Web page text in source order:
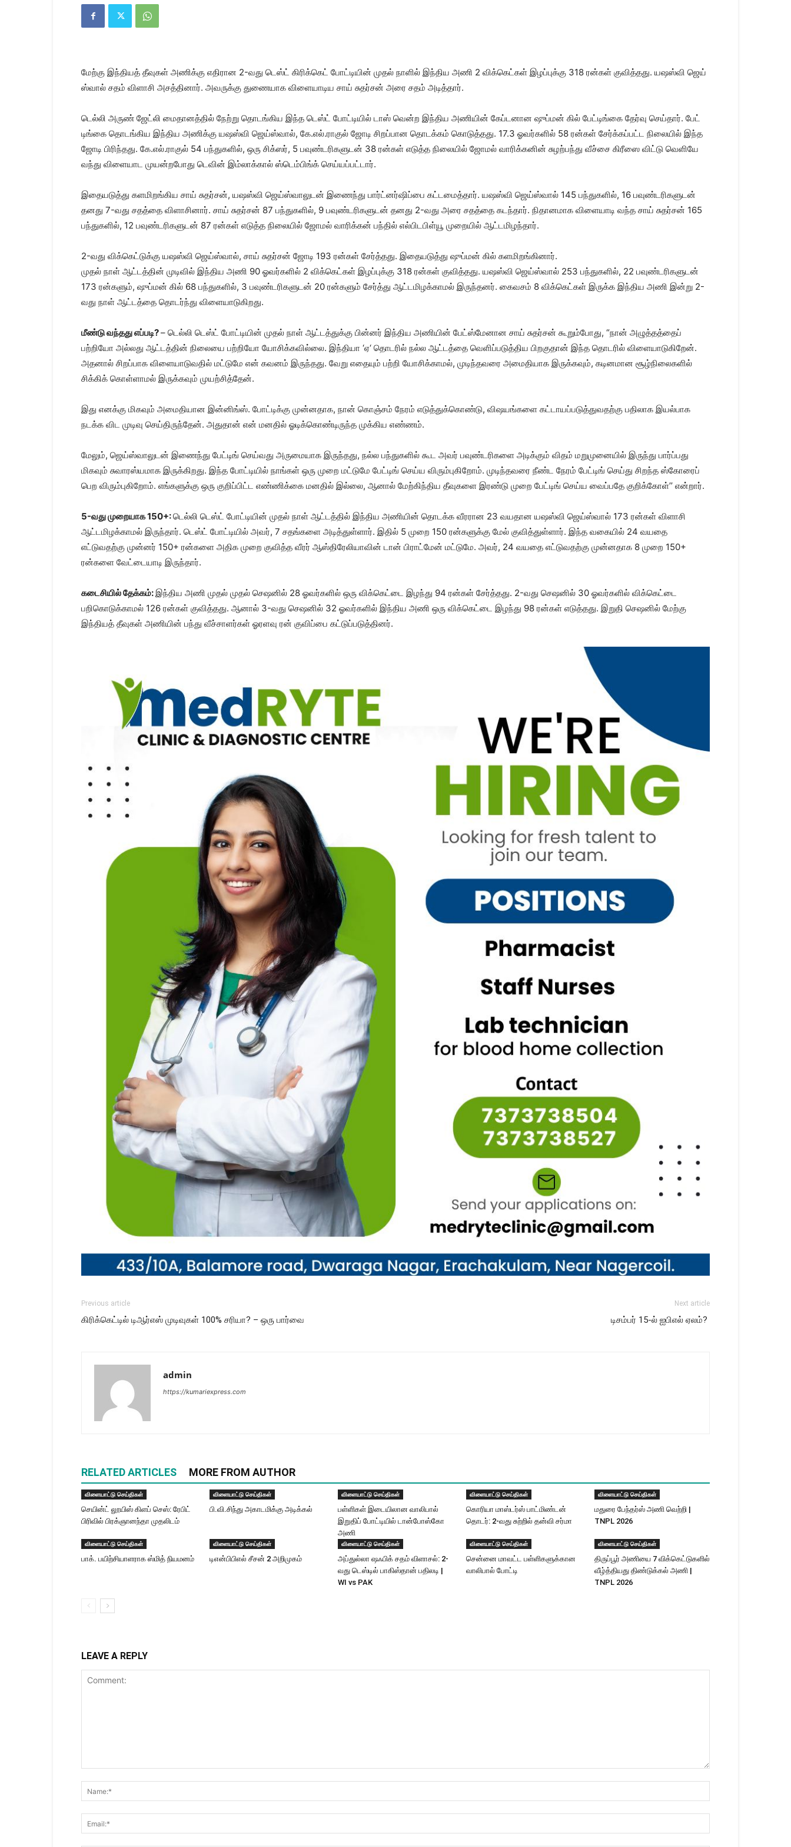
|
Kanyakumari
மேற்கு இந்​தி​யத் தீவு​கள் அணிக்கு எதி​ரான 2-வது டெஸ்ட் கிரிக்​கெட் போட்​டி​யின் முதல் நாளில் இந்​திய அணி 2 விக்​கெட்​கள் இழப்​புக்கு 318 ரன்​கள் குவித்​தது. யஷஸ்வி ஜெய்​
ஸ்​வால் சதம் விளாசி அசத்​தி​னார். அவருக்கு துணை​யாக விளை​யாடிய சாய் சுதர்​சன் அரை சதம் அடித்​தார்.
டெல்லி அருண் ஜேட்லி மைதானத்​தில் நேற்று தொடங்​கிய இந்த டெஸ்ட் போட்​டி​யில் டாஸ் வென்ற இந்​திய அணி​யின் கேப்​ட​னான ஷுப்​மன் கில் பேட்​டிங்கை தேர்வு செய்​தார். பேட்​
டிங்கை தொடங்​கிய இந்​திய அணிக்கு யஷஸ்வி ஜெய்​ஸ்​வால், கே.எல்​.​ராகுல் ஜோடி சிறப்​பான தொடக்​கம் கொடுத்​தது. 17.3 ஓவர்​களில் 58 ரன்​கள் சேர்க்​கப்​பட்ட நிலை​யில் இந்த
ஜோடி பிரிந்​தது. கே.எல்​.​ராகுல் 54 பந்​துகளில், ஒரு சிக்​ஸர், 5 பவுண்​டரி​களு​டன் 38 ரன்​கள் எடுத்த நிலை​யில் ஜோமல் வாரிக்​க​னின் சுழற்​பந்து வீச்சை கிரீஸை விட்டு வெளியே
வந்து விளை​யாட முயன்​ற​போது டெவின் இம்​லாக்​கால் ஸ்டெம்​பிங்க் செய்​யப்​பட்​டார்.
இதையடுத்து களமிறங்​கிய சாய் சுதர்​சன், யஷஸ்வி ஜெய்​ஸ்​வாலுடன் இணைந்து பார்ட்​னர்​ஷிப்பை கட்​டமைத்​தார். யஷஸ்வி ஜெய்​ஸ்​வால் 145 பந்​துகளில், 16 பவுண்​டரி​களு​டன்
தனது 7-வது சதத்தை விளாசி​னார். சாய் சுதர்​சன் 87 பந்​துகளில், 9 பவுண்​டரி​களு​டன் தனது 2-வது அரை சதத்தை கடந்​தார். நிதான​மாக விளை​யாடி வந்த சாய் சுதர்​சன் 165
பந்​துகளில், 12 பவுண்​டரி​களு​டன் 87 ரன்​கள் எடுத்த நிலை​யில் ஜோமல் வாரிக்​கன் பந்​தில் எல்​பிடபிள்யூ முறை​யில் ஆட்​ட​மிழந்​தார்.
2-வது விக்​கெட்​டுக்கு யஷஸ்வி ஜெய்​ஸ்​வால், சாய் சுதர்​சன் ஜோடி 193 ரன்​கள் சேர்த்​தது. இதையடுத்து ஷுப்​மன் கில் களமிறங்​கி​னார்.
முதல் நாள் ஆட்​டத்​தின் முடி​வில் இந்​திய அணி 90 ஓவர்​களில் 2 விக்​கெட்​கள் இழப்​புக்கு 318 ரன்​கள் குவித்​தது. யஷஸ்வி ஜெய்​ஸ்​வால் 253 பந்​துகளில், 22 பவுண்​டரி​களு​டன்
173 ரன்​களும், ஷுப்​மன் கில் 68 பந்​துகளில், 3 பவுண்​டரி​களு​டன் 20 ரன்​களும் சேர்த்து ஆட்​ட​மிழக்​காமல் இருந்​தனர். கைவசம் 8 விக்​கெட்​கள் இருக்க இந்​திய அணி இன்று 2-
வது நாள் ஆட்​டத்​தை தொடர்ந்​து விளை​யாடுகிறது.
மீண்டு வந்தது எப்படி?– டெல்லி டெஸ்ட் போட்டியின் முதல் நாள் ஆட்டத்துக்கு பின்னர் இந்திய அணியின் பேட்ஸ்மேனான சாய் சுதர்சன் கூறும்போது, “நான் அழுத்தத்தைப்
பற்றியோ அல்லது ஆட்டத்தின் நிலையை பற்றியோ யோசிக்கவில்லை. இந்தியா ‘ஏ‘ தொடரில் நல்ல ஆட்டத்தை வெளிப்படுத்திய பிறகுதான் இந்த தொடரில் விளையாடுகிறேன்.
அதனால் சிறப்பாக விளையாடுவதில் மட்டுமே என் கவனம் இருந்தது. வேறு எதையும் பற்றி யோசிக்காமல், முடிந்தவரை அமைதியாக இருக்கவும், கடினமான சூழ்நிலைகளில்
சிக்கிக் கொள்ளாமல் இருக்கவும் முயற்சித்தேன்.
இது எனக்கு மிகவும் அமைதியான இன்னிங்ஸ். போட்டிக்கு முன்னதாக, நான் கொஞ்சம் நேரம் எடுத்துக்கொண்டு, விஷயங்களை கட்டாயப்படுத்துவதற்கு பதிலாக இயல்பாக
நடக்க விட முடிவு செய்திருந்தேன். அதுதான் என் மனதில் ஓடிக்கொண்டிருந்த முக்கிய எண்ணம்.
மேலும், ஜெய்ஸ்வாலுடன் இணைந்து பேட்டிங் செய்வது அருமையாக இருந்தது, நல்ல பந்துகளில் கூட அவர் பவுண்டரிகளை அடிக்கும் விதம் மறுமுனையில் இருந்து பார்ப்பது
மிகவும் சுவாரஸ்யமாக இருக்கிறது. இந்த போட்டியில் நாங்கள் ஒரு முறை மட்டுமே பேட்டிங் செய்ய விரும்புகிறோம். முடிந்தவரை நீண்ட நேரம் பேட்டிங் செய்து சிறந்த ஸ்கோரைப்
பெற விரும்புகிறோம். எங்களுக்கு ஒரு குறிப்பிட்ட எண்ணிக்கை மனதில் இல்லை, ஆனால் மேற்கிந்திய தீவுகளை இரண்டு முறை பேட்டிங் செய்ய வைப்பதே குறிக்கோள்’’ என்றார்.
5-வது முறையாக 150+:டெல்லி டெஸ்ட் போட்டியின் முதல் நாள் ஆட்டத்தில் இந்திய அணியின் தொடக்க வீரரான 23 வயதான யஷஸ்வி ஜெய்ஸ்வால் 173 ரன்கள் விளாசி
ஆட்டமிழக்காமல் இருந்தார். டெஸ்ட் போட்டியில் அவர், 7 சதங்களை அடித்துள்ளார். இதில் 5 முறை 150 ரன்களுக்கு மேல் குவித்துள்ளார். இந்த வகையில் 24 வயதை
எட்டுவதற்கு முன்னர் 150+ ரன்களை அதிக முறை குவித்த வீரர் ஆஸ்திரேலியாவின் டான் பிராட்மேன் மட்டுமே. அவர், 24 வயதை எட்டுவதற்கு முன்னதாக 8 முறை 150+
ரன்களை வேட்டையாடி இருந்தார்.
கடைசியில் தேக்கம்:இந்திய அணி முதல் முதல் செஷனில் 28 ஓவர்களில் ஒரு விக்கெட்டை இழந்து 94 ரன்கள் சேர்த்தது. 2-வது செஷனில் 30 ஓவர்களில் விக்கெட்டை
பறிகொடுக்காமல் 126 ரன்கள் குவித்தது. ஆனால் 3-வது செஷனில் 32 ஓவர்களில் இந்திய அணி ஒரு விக்கெட்டை இழந்து 98 ரன்கள் எடுத்தது. இறுதி செஷனில் மேற்கு
இந்தியத் தீவுகள் அணியின் பந்து வீச்சாளர்கள் ஓரளவு ரன் குவிப்பை கட்டுப்படுத்தினர்.
Previous article
கிரிக்கெட்டில் டிஆர்எஸ் முடிவுகள் 100% சரியா? – ஒரு பார்வை
Next article
டிசம்பர் 15-ல் ஐபிஎல் ஏலம்?
admin
https://kumariexpress.com
RELATED ARTICLES MORE FROM AUTHOR
விளையாட்டு செய்திகள்
செயின்ட் லூயிஸ் கிளப் செஸ்: ரேபிட்
பிரிவில் பிரக்ஞானந்தா முதலிடம்
விளையாட்டு செய்திகள்
பி.வி.சிந்து அகாடமிக்கு அடிக்கல்
விளையாட்டு செய்திகள்
பள்ளிகள் இடையிலான வாலிபால்
இறுதிப் போட்டியில் டான்போஸ்கோ
அணி
விளையாட்டு செய்திகள்
கொரியா மாஸ்டர்ஸ் பாட்மிண்டன்
தொடர்: 2-வது சுற்றில் தன்வி சர்மா
விளையாட்டு செய்திகள்
மதுரை பேந்தர்ஸ் அணி வெற்றி |
TNPL 2026
விளையாட்டு செய்திகள்
பாக். பயிற்சியாளராக ஸ்மித் நியமனம்
விளையாட்டு செய்திகள்
டிஎன்பிபிஎல் சீசன் 2 அறிமுகம்
விளையாட்டு செய்திகள்
அப்​துல்​லா ஷஃபிக் சதம் விளாசல்​: 2-
வது டெஸ்டில் பாகிஸ்தான் பதிலடி |
WI vs PAK
விளையாட்டு செய்திகள்
சென்னை மாவட்ட பள்ளிகளுக்​கான
வாலிபால் போட்டி
விளையாட்டு செய்திகள்
திருப்பூர் அணியை 7 விக்கெட்டுகளில்
வீழ்த்தியது திண்டுக்கல் அணி |
TNPL 2026
LEAVE A REPLY